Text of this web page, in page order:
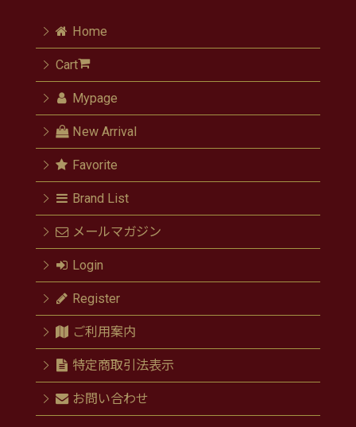
Home
Cart
Mypage
New Arrival
Favorite
Brand List
メールマガジン
Login
Register
ご利用案内
特定商取引法表示
お問い合わせ